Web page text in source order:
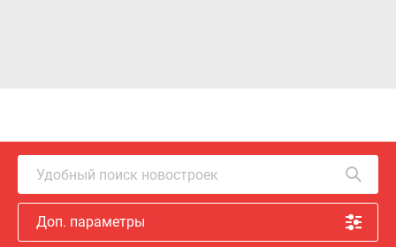
Удобный поиск новостроек
Доп. параметры